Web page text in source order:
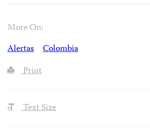
More On:
Alertas
Colombia
Print
Text Size